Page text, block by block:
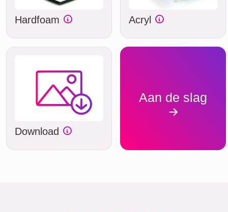
Hardfoam Acryl
Download
Aan de slag